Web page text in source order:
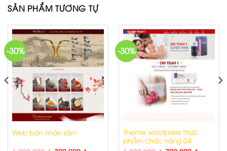
SẢN PHẨM TƯƠNG TỰ
-30%
Web bán nhân sâm
-30%
Theme wordpress thực
phẩm chức năng 04